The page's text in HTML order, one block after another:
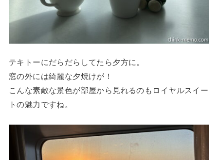
テキトーにだらだらしてたら夕方に。
窓の外には綺麗な夕焼けが！
こんな素敵な景色が部屋から見れるのもロイヤルスイー
トの魅力ですね。